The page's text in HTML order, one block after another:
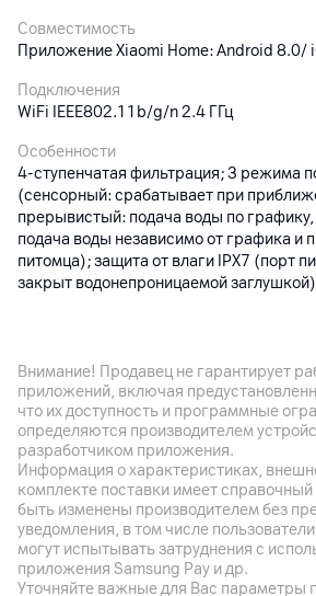
Совместимость
Приложение Xiaomi Home: Android 8.0/
Подключения
WiFi IEEE802.11b/g/n 2.4 ГГц
Особенности
4-ступенчатая фильтрация; 3 режима
(сенсорный: срабатывает при
прерывистый: подача воды по
подача воды независимо от графика и
питомца); защита от влаги IPX7 (порт
закрыт водонепроницаемой заглушкой)
Цвет
Белый
Другие характеристики
Гарантия
12мес.
Импортер
ООО «ЭлкоТелеком», Логойский тракт
Внимание! Продавец не гарантирует
приложений, включая
что их доступность и программные
определяются производителем
разработчиком приложения.
Информация о характеристиках,
комплекте поставки имеет справочный
быть изменены производителем без
уведомления, в том числе
могут испытывать затруднения с
приложения Samsung Pay и др.
Уточняйте важные для Вас параметры